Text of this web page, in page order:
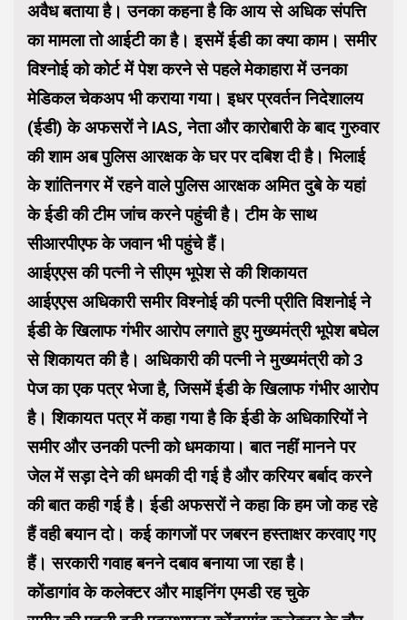
अवैध बताया है। उनका कहना है कि आय से अधिक संपत्ति
का मामला तो आईटी का है। इसमें ईडी का क्या काम। समीर
विश्नोई को कोर्ट में पेश करने से पहले मेकाहारा में उनका
मेडिकल चेकअप भी कराया गया। इधर प्रवर्तन निदेशालय
(ईडी) के अफसरों ने IAS, नेता और कारोबारी के बाद गुरुवार
की शाम अब पुलिस आरक्षक के घर पर दबिश दी है। भिलाई
के शांतिनगर में रहने वाले पुलिस आरक्षक अमित दुबे के यहां
के ईडी की टीम जांच करने पहुंची है। टीम के साथ
सीआरपीएफ के जवान भी पहुंचे हैं।
आईएएस की पत्नी ने सीएम भूपेश से की शिकायत
आईएएस अधिकारी समीर विश्नोई की पत्नी प्रीति विशनोई ने
ईडी के खिलाफ गंभीर आरोप लगाते हुए मुख्यमंत्री भूपेश बघेल
से शिकायत की है। अधिकारी की पत्नी ने मुख्यमंत्री को 3
पेज का एक पत्र भेजा है, जिसमें ईडी के खिलाफ गंभीर आरोप
है। शिकायत पत्र में कहा गया है कि ईडी के अधिकारियों ने
समीर और उनकी पत्नी को धमकाया। बात नहीं मानने पर
जेल में सड़ा देने की धमकी दी गई है और करियर बर्बाद करने
की बात कही गई है। ईडी अफसरों ने कहा कि हम जो कह रहे
हैं वही बयान दो। कई कागजों पर जबरन हस्ताक्षर करवाए गए
हैं। सरकारी गवाह बनने दबाव बनाया जा रहा है।
कोंडागांव के कलेक्टर और माइनिंग एमडी रह चुके